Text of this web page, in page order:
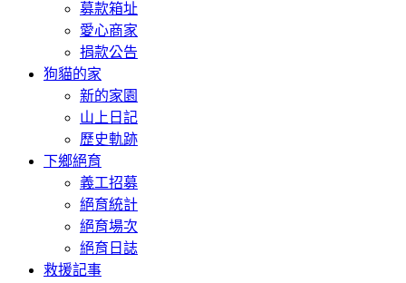
募款箱址
愛心商家
捐款公告
狗貓的家
新的家園
山上日記
歷史軌跡
下鄉絕育
義工招募
絕育統計
絕育場次
絕育日誌
救援記事